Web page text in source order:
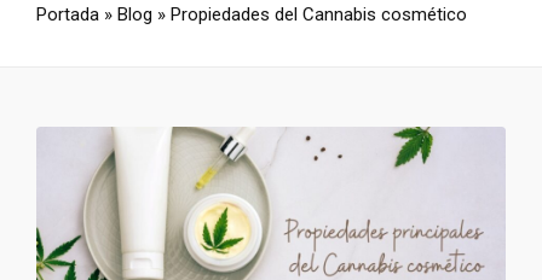
Portada » Blog » Propiedades del Cannabis cosmético